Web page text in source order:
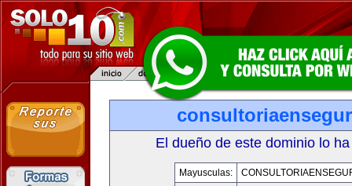
El dueño de este dominio lo
Mayusculas: